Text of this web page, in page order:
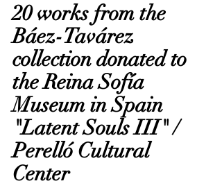
20 works from the
Báez-Tavárez
collection donated to
the Reina Sofía
Museum in Spain
"Latent Souls III" /
Perelló Cultural
Center